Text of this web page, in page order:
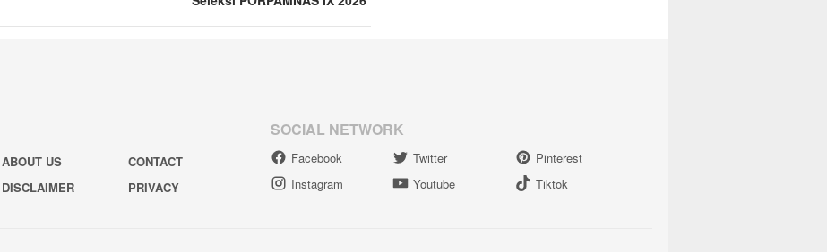
ABOUT US
CONTACT
DISCLAIMER PRIVACY
SOCIAL NETWORK
Facebook Twitter
Pinterest
Instagram
Youtube Tiktok